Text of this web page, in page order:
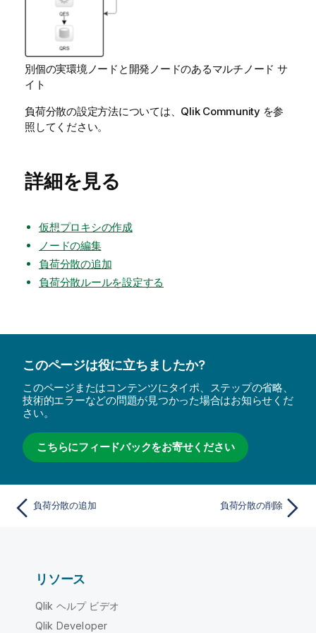
別個の実環境ノードと開発ノードのあるマルチノード サ
イト
負荷分散の設定方法については、 Qlik Communityを参
照してください。
詳細を見る
仮想プロキシの作成
ノードの編集
負荷分散の追加
負荷分散ルールを設定する
このページは役に立ちましたか?
このページまたはコンテンツにタイポ、ステップの省略、
技術的エラーなどの問題が見つかった場合はお知らせくだ
さい。
こちらにフィードバックをお寄せください
負荷分散の追加 負荷分散の削除
リソース
Qlik ヘルプ ビデオ
Qlik Developer